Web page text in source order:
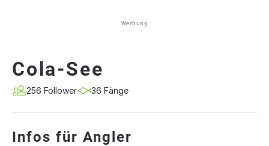
Werbung
Cola-See
256 Follower 36 Fänge
Infos für Angler